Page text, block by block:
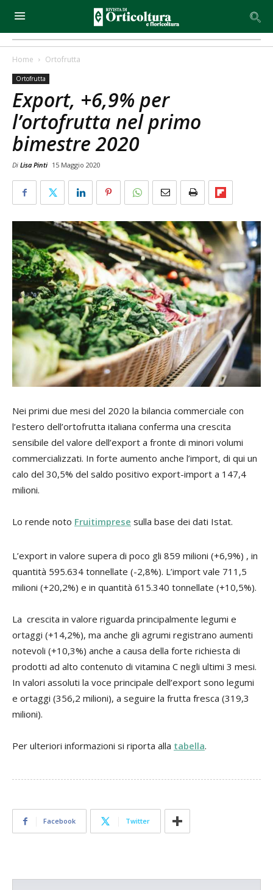
Home Ortofrutta
Ortofrutta
Export, +6,9% per
l’ortofrutta nel primo
bimestre 2020
Di Lisa Pinti 15 Maggio 2020
Nei primi due mesi del 2020 la bilancia commerciale con
l’estero dell’ortofrutta italiana conferma una crescita
sensibile del valore dell’export a fronte di minori volumi
commercializzati. In forte aumento anche l’import, di qui un
calo del 30,5% del saldo positivo export-import a 147,4
milioni.
Lo rende noto Fruitimprese sulla base dei dati Istat.
L’export in valore supera di poco gli 859 milioni (+6,9%) , in
quantità 595.634 tonnellate (-2,8%). L’import vale 711,5
milioni (+20,2%) e in quantità 615.340 tonnellate (+10,5%).
La crescita in valore riguarda principalmente legumi e
ortaggi (+14,2%), ma anche gli agrumi registrano aumenti
notevoli (+10,3%) anche a causa della forte richiesta di
prodotti ad alto contenuto di vitamina C negli ultimi 3 mesi.
In valori assoluti la voce principale dell’export sono legumi
e ortaggi (356,2 milioni), a seguire la frutta fresca (319,3
milioni).
Per ulteriori informazioni si riporta alla tabella.
Facebook Twitter